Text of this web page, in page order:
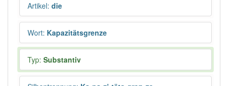
Artikel: die
Wort: Kapazitätsgrenze
Typ: Substantiv